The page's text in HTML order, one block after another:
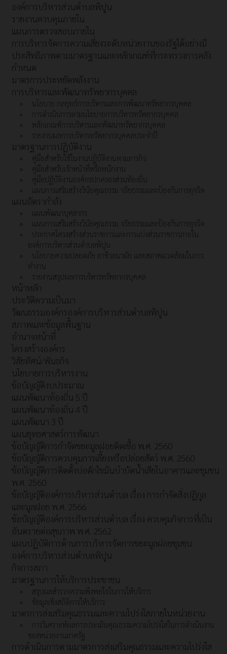
องค์การบริหารส่วนตำบลพิปูน
รายงานควบคุมภายใน
แผนการตรวจสอบภายใน
การบริหารจัดการความเสี่ยงระดับหน่วยงานของรัฐได้อย่างมี
ประสิทธิภาพตามมาตรฐานและหลักเกณฑ์ที่กระทรวงการคลัง
กำหนด
มาตรการประหยัดพลังงาน
การบริหารและพัฒนาทรัพยากรบุคคล
นโยบาย กลยุทธ์การบริหารและการพัฒนาทรัพยากรบุคคล
การดำเนินการตามนโยบายการบริหารทรัพยากรบุคคล
หลักเกณฑ์การบริหารและพัฒนาทรัพยากรบุคคล
รายงานผลการบริหารทรัพยากรบุคคลประจำปี
มาตรฐานการปฏิบัติงาน
คู่มือสำหรับใช้ในงานปฏิบัติงานตามภารกิจ
คู่มือสำหรับเจ้าหน้าที่หรือพนักงาน
คู่มือปฏิบัติงานองค์กรปกครองส่วนท้องถิ่น
แผนการเสริมสร้างวินัยคุณธรรม จริยธรรมและป้องกันการทุจริต
แผนอัตรากำลัง
แผนพัฒนาบุคลากร
แผนการเสริมสร้างวินัยคุณธรรม จริยธรรมและป้องกันการทุจริต
ประกาศโครงสร้างส่วนราชการและการแบ่งส่วนราชการภายใน
องค์การบริหารส่วนตำบลพิปูน
นโยบายความปลอดภัย อาชีวอนามัย และสภาพแวดล้อมในการ
ทำงาน
รายงานสรุปผลการบริหารทรัพยากรบุคคล
หน้าหลัก
ประวัติความเป็นมา
วัฒนธรรมองค์กรองค์การบริหารส่วนตำบลพิปูน
สภาพและข้อมูลพื้นฐาน
อำนาจหน้าที่
โครงสร้างองค์กร
วิสัยทัศน์/พันธกิจ
นโยบายการบริหารงาน
ข้อบัญญัติงบประมาณ
แผนพัฒนาท้องถิ่น 5 ปี
แผนพัฒนาท้องถิ่น 4 ปี
แผนพัฒนา 3 ปี
แผนยุทธศาสตร์การพัฒนา
ข้อบัญญัติการกำจัดขยะมูลฝอยติดเชื้อ พ.ศ. 2560
ข้อบัญญัติการควบคุมการเลี้ยงหรือปล่อยสัตว์ พ.ศ. 2560
ข้อบัญญัติการติดตั้งบ่อดักไขมันบำบัดน้ำเสียในอาคารและชุมชน
พ.ศ. 2560
ข้อบัญญัติองค์การบริหารส่วนตำบล เรื่อง การกำจัดสิ่งปฏิกูล
และมูลฝอย พ.ศ. 2566
ข้อบัญญัติองค์การบริหารส่วนตำบล เรื่อง ควบคุมกิจการที่เป็น
อันตรายต่อสุขภาพ พ.ศ. 2562
แผนปฏิบัติการด้านการบริหารจัดการขยะมูลฝอยชุมชน
องค์การบริหารส่วนตำบลพิปูน
กิจการสภา
มาตรฐานการให้บริการประชาชน
สรุปผลสำรวจความพึงพอใจในการให้บริการ
ข้อมูลเชิงสถิติการให้บริการ
มาตรการส่งเสริมคุณธรรมและความโปร่งใสภายในหน่วยงาน
การวิเคราะห์ผลการประเมินคุณธรรมความโปร่งใสในการดำเนินงาน
ของหน่วยงานภาครัฐ
การดำเนินการตามมาตรการส่งเสริมคุณธรรมและความโปร่งใส